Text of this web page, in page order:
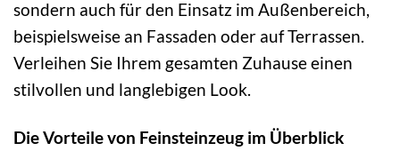
sondern auch für den Einsatz im Außenbereich,
beispielsweise an Fassaden oder auf Terrassen.
Verleihen Sie Ihrem gesamten Zuhause einen
stilvollen und langlebigen Look.
Die Vorteile von Feinsteinzeug im Überblick